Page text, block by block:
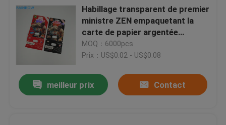
Produits
À propos de nous
Habillage transparent de premier
ministre ZEN empaquetant la
carte de papier argentée
métallique pour la capsule
masculine de renforceur
MOQ：6000pcs
Prix：US$0.02 - US$0.08
meilleur prix Contact